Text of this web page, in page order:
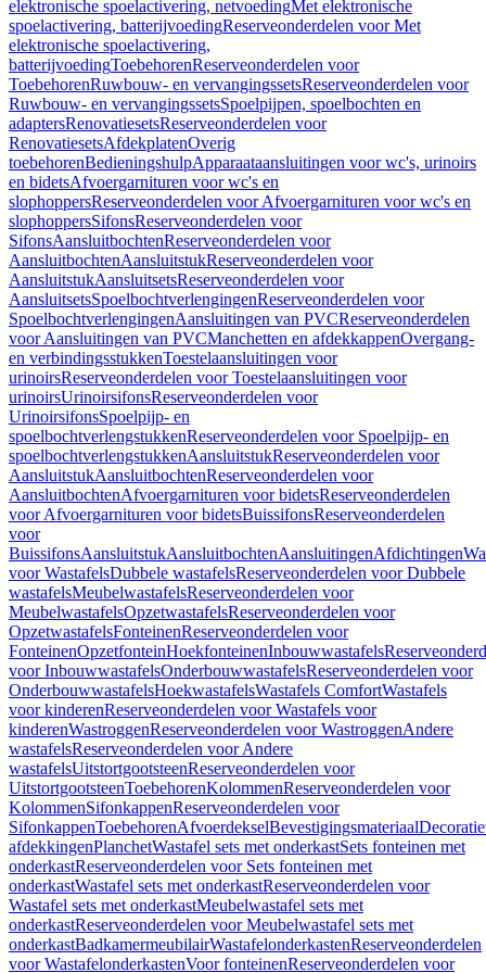
elektronische spoelactivering, netvoedingMet elektronische
spoelactivering, batterijvoedingReserveonderdelen voor Met
elektronische spoelactivering,
batterijvoedingToebehorenReserveonderdelen voor
ToebehorenRuwbouw- en vervangingssetsReserveonderdelen voor
Ruwbouw- en vervangingssetsSpoelpijpen, spoelbochten en
adaptersRenovatiesetsReserveonderdelen voor
RenovatiesetsAfdekplatenOverig
toebehorenBedieningshulpApparaataansluitingen voor wc's, urinoirs
en bidetsAfvoergarnituren voor wc's en
slophoppersReserveonderdelen voor Afvoergarnituren voor wc's en
slophoppersSifonsReserveonderdelen voor
SifonsAansluitbochtenReserveonderdelen voor
AansluitbochtenAansluitstukReserveonderdelen voor
AansluitstukAansluitsetsReserveonderdelen voor
AansluitsetsSpoelbochtverlengingenReserveonderdelen voor
SpoelbochtverlengingenAansluitingen van PVCReserveonderdelen
voor Aansluitingen van PVCManchetten en afdekkappenOvergang-
en verbindingsstukkenToestelaansluitingen voor
urinoirsReserveonderdelen voor Toestelaansluitingen voor
urinoirsUrinoirsifonsReserveonderdelen voor
UrinoirsifonsSpoelpijp- en
spoelbochtverlengstukkenReserveonderdelen voor Spoelpijp- en
spoelbochtverlengstukkenAansluitstukReserveonderdelen voor
AansluitstukAansluitbochtenReserveonderdelen voor
AansluitbochtenAfvoergarnituren voor bidetsReserveonderdelen
voor Afvoergarnituren voor bidetsBuissifonsReserveonderdelen
voor
BuissifonsAansluitstukAansluitbochtenAansluitingenAfdichtingen
voor WastafelsDubbele wastafelsReserveonderdelen voor Dubbele
wastafelsMeubelwastafelsReserveonderdelen voor
MeubelwastafelsOpzetwastafelsReserveonderdelen voor
OpzetwastafelsFonteinenReserveonderdelen voor
FonteinenOpzetfonteinHoekfonteinenInbouwwastafels
voor InbouwwastafelsOnderbouwwastafelsReserveonderdelen voor
OnderbouwwastafelsHoekwastafelsWastafels ComfortWastafels
voor kinderenReserveonderdelen voor Wastafels voor
kinderenWastroggenReserveonderdelen voor WastroggenAndere
wastafelsReserveonderdelen voor Andere
wastafelsUitstortgootsteenReserveonderdelen voor
UitstortgootsteenToebehorenKolommenReserveonderdelen voor
KolommenSifonkappenReserveonderdelen voor
SifonkappenToebehorenAfvoerdekselBevestigingsmateriaal
afdekkingenPlanchetWastafel sets met onderkastSets fonteinen met
onderkastReserveonderdelen voor Sets fonteinen met
onderkastWastafel sets met onderkastReserveonderdelen voor
Wastafel sets met onderkastMeubelwastafel sets met
onderkastReserveonderdelen voor Meubelwastafel sets met
onderkastBadkamermeubilairWastafelonderkastenReserveonderdelen
voor WastafelonderkastenVoor fonteinenReserveonderdelen voor